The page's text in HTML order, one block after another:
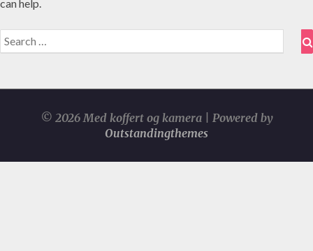
can help.
Search
for:
© 2026 Med koffert og kamera | Powered by
Outstandingthemes